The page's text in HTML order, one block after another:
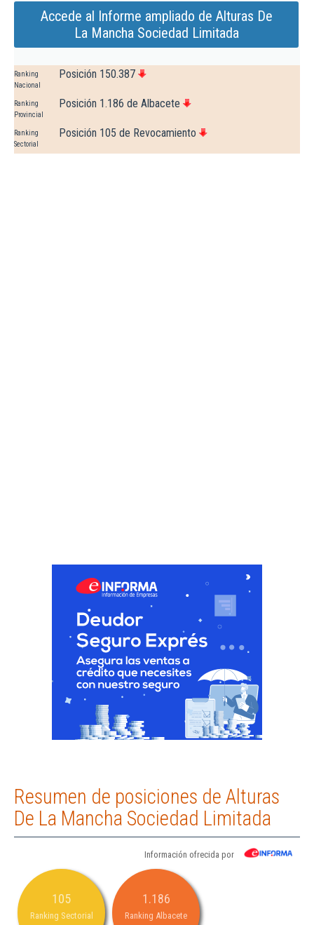
Accede al Informe ampliado de Alturas De
La Mancha Sociedad Limitada
Ranking
Nacional
Posición 150.387
Ranking
Provincial
Posición 1.186 de Albacete
Ranking
Sectorial
Posición 105 de Revocamiento
Resumen de posiciones de Alturas
De La Mancha Sociedad Limitada
Información ofrecida por
105
Ranking Sectorial
1.186
Ranking Albacete